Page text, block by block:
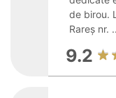
de birou.
Rareș nr.
9.2